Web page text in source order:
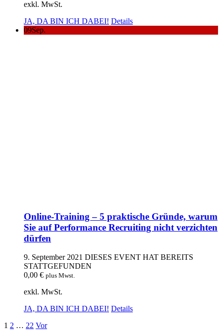
exkl. MwSt.
JA, DA BIN ICH DABEI! Details
09Sep.
Online-Training – 5 praktische Gründe, warum
Sie auf Performance Recruiting nicht verzichten
dürfen
9. September 2021 DIESES EVENT HAT BEREITS
STATTGEFUNDEN
0,00 € plus Mwst.
exkl. MwSt.
JA, DA BIN ICH DABEI! Details
1 2 … 22 Vor